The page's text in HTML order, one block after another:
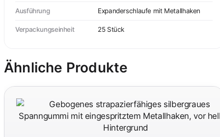
Ausführung Expanderschlaufe mit Metallhaken
Verpackungseinheit 25 Stück
Ähnliche Produkte